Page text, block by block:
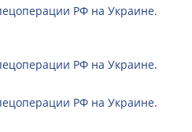
РФ на Украине.
РФ на Украине.
РФ на Украине.